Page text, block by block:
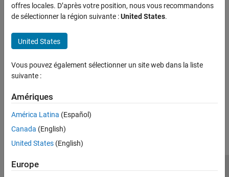
Fixed-Point Designer
Embedded Implementation
Fixed-Point Code Generation
Fixed-Point Code Generation in MATLAB
Fix Run-Time Stack Overflows
of the maximum stack usage parameter to be less than the
available stack size. Create a command-line configuration object,
offres locales. D’après votre position, nous vous recommandons
de sélectionner la région suivante :United States.
United States
Vous pouvez également sélectionner un site web dans la liste
suivante :
Amériques
América Latina (Español)
Canada (English)
United States (English)
Europe